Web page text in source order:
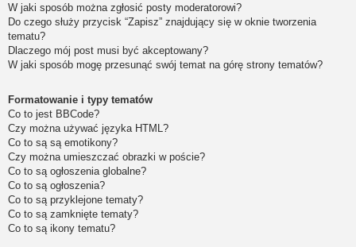
W jaki sposób można zgłosić posty moderatorowi?
Do czego służy przycisk “Zapisz” znajdujący się w oknie tworzenia
tematu?
Dlaczego mój post musi być akceptowany?
W jaki sposób mogę przesunąć swój temat na górę strony tematów?
Formatowanie i typy tematów
Co to jest BBCode?
Czy można używać języka HTML?
Co to są są emotikony?
Czy można umieszczać obrazki w poście?
Co to są ogłoszenia globalne?
Co to są ogłoszenia?
Co to są przyklejone tematy?
Co to są zamknięte tematy?
Co to są ikony tematu?